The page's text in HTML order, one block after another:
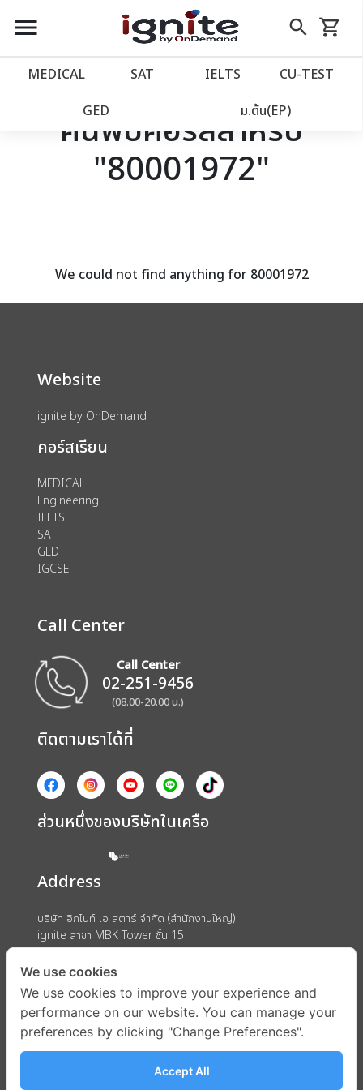
close
account_balance หน้าแรก
เว็บไซต์อิกไนท์
โปรโมชั่น
assignment ลงทะเบียน
menu search
Skip
to
shopping_cart
รถเข็น
MEDICAL SAT IELTS CU‑TEST
GED ม.ต้น(EP)
ค้นพบคอร์สสำหรับ
"80001972"
We could not find anything for 80001972
Website
ignite by OnDemand
คอร์สเรียน
MEDICAL
Engineering
IELTS
SAT
GED
IGCSE
Call Center
Call Center
02-251-9456
(08.00-20.00 น.)
ติดตามเราได้ที่
ส่วนหนึ่งของบริษัทในเครือ
Address
บริษัท อิกไนท์ เอ สตาร์ จำกัด (สำนักงานใหญ่)
ignite สาขา MBK Tower ชั้น 15
ถนนพญาไท แขวงวังใหม่ เขตปทุมวัน กรุงเทพมหานคร 10330
We use cookies
We use cookies to improve your experience and
performance on our website. You can manage your
preferences by clicking "Change Preferences".
Accept All